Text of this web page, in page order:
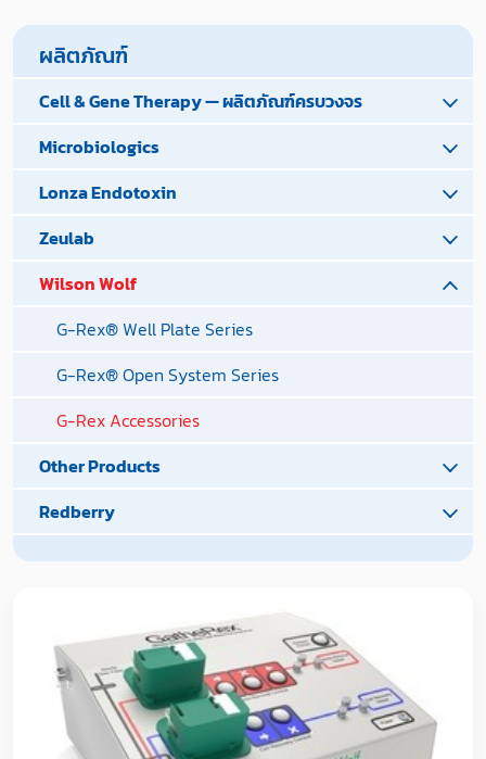
ผลิตภัณฑ์
Cell & Gene Therapy — ผลิตภัณฑ์ครบวงจร
Microbiologics
Lonza Endotoxin
Zeulab
Wilson Wolf
G-Rex® Well Plate Series
G-Rex® Open System Series
G-Rex Accessories
Other Products
Redberry